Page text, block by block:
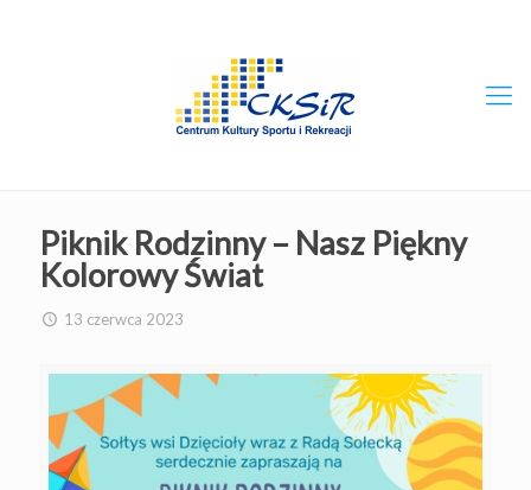
Piknik Rodzinny – Nasz Piękny
Kolorowy Świat
13 czerwca 2023